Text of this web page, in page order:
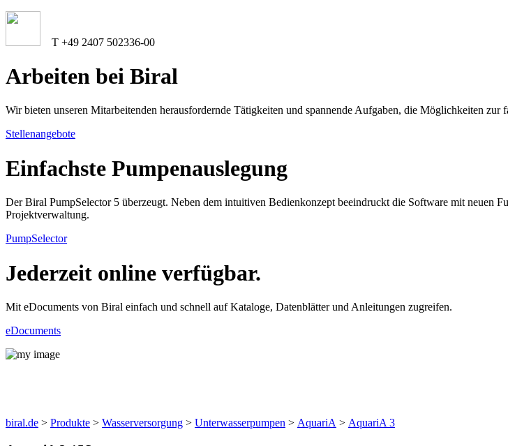
T +49 2407 502336-00
Arbeiten bei Biral
Wir bieten unseren Mitarbeitenden herausfordernde Tätigkeiten und spannende Aufgaben, die Möglichkeiten
Stellenangebote
Einfachste Pumpenauslegung
Der Biral PumpSelector 5 überzeugt. Neben dem intuitiven Bedienkonzept beeindruckt die Software mit neuen
Projektverwaltung.
PumpSelector
Jederzeit online verfügbar.
Mit eDocuments von Biral einfach und schnell auf Kataloge, Datenblätter und Anleitungen zugreifen.
eDocuments
biral.de > Produkte > Wasserversorgung > Unterwasserpumpen > AquariA > AquariA 3